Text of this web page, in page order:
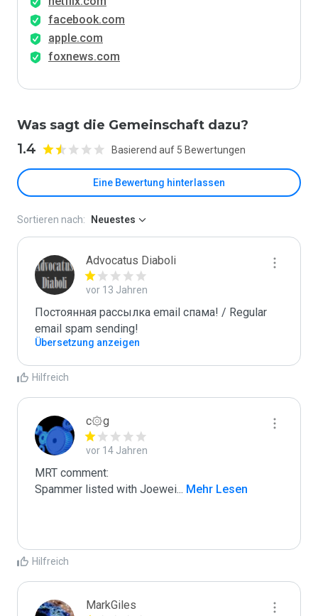
facebook.com
apple.com
foxnews.com
Was sagt die Gemeinschaft dazu?
1.4 Basierend auf 5 Bewertungen
Eine Bewertung hinterlassen
Sortieren nach: Neuestes
Advocatus Diaboli
vor 13 Jahren
Постоянная рассылка email спама! / Regular
email spam sending!
Übersetzung anzeigen
Hilfreich
c۞g
vor 14 Jahren
MRT comment:
Spammer listed with Joewei... Mehr Lesen
Hilfreich
MarkGiles